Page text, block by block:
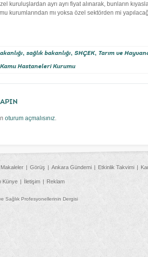
kuruluşlardan ayrı ayrı fiyat alınarak, bunların
kurumlarından mı yoksa özel sektörden mi
, sağlık bakanlığı, SHÇEK, Tarım ve
Hastaneleri Kurumu
oturum açmalısınız.
Makaleler Görüş Ankara Gündemi Etkinlik Takvimi
Künye İletişim Reklam
Sağlık Profesyonellerinin Dergisi